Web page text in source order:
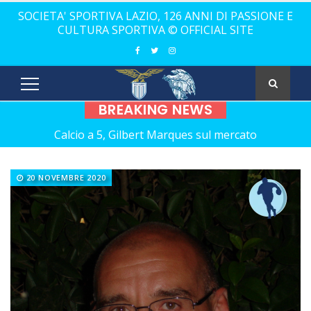
SOCIETA' SPORTIVA LAZIO, 126 ANNI DI PASSIONE E
CULTURA SPORTIVA © OFFICIAL SITE
BREAKING NEWS
Calcio a 5, Gilbert Marques sul mercato
Calcio a 5: Barca e Conticelli, il canto libero della Lazio!
La Lazio completa la squadra con Grasso
Rugby, il 18 ottobre debutto a Catania
Calcio a 5 femminile, ecco le 11 rivali della Lazio
21 anni senza Bomber Fiorini: nostalgia!
20 NOVEMBRE 2020